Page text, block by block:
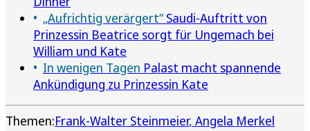
„Aufrichtig verärgert“ Saudi-Auftritt von
Prinzessin Beatrice sorgt für Ungemach bei
William und Kate
In wenigen Tagen Palast macht spannende
Ankündigung zu Prinzessin Kate
Themen:Frank-Walter Steinmeier Angela Merkel